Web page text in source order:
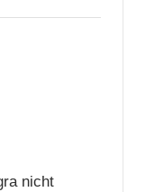
nicht